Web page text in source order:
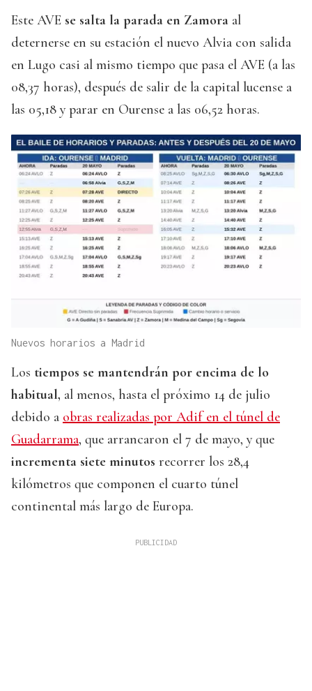
Este AVE se salta la parada en Zamora al
deternerse en su estación el nuevo Alvia con salida
en Lugo casi al mismo tiempo que pasa el AVE (a las
08,37 horas), después de salir de la capital lucense a
las 05,18 y parar en Ourense a las 06,52 horas.
Nuevos horarios a Madrid
Los tiempos se mantendrán por encima de lo
habitual, al menos, hasta el próximo 14 de julio
debido a obras realizadas por Adif en el túnel de
Guadarrama, que arrancaron el 7 de mayo, y que
incrementa siete minutos recorrer los 28,4
kilómetros que componen el cuarto túnel
continental más largo de Europa.